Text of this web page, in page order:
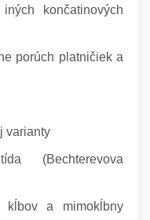
končatinových
porúch platničiek a
varianty
(Bechterevova
kĺbov a mimokĺbny